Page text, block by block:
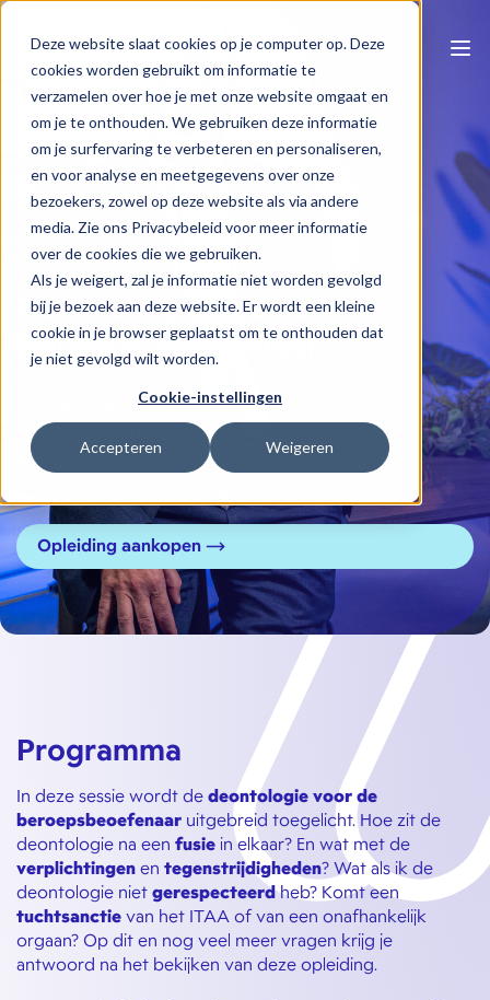
Deze website slaat cookies op je computer op. Deze
cookies worden gebruikt om informatie te
verzamelen over hoe je met onze website omgaat en
om je te onthouden. We gebruiken deze informatie
om je surfervaring te verbeteren en personaliseren,
en voor analyse en meetgegevens over onze
bezoekers, zowel op deze website als via andere
media. Zie ons Privacybeleid voor meer informatie
over de cookies die we gebruiken.
Als je weigert, zal je informatie niet worden gevolgd
bij je bezoek aan deze website. Er wordt een kleine
cookie in je browser geplaatst om te onthouden dat
je niet gevolgd wilt worden.
Cookie-instellingen
Accepteren Weigeren
Naar e-learning overzicht
Deontologie voor de
beroepsbeoefenaar
Bart Van Coile
3 u 00 min
€215.00 (excl BTW)
Opleiding aankopen
Programma
In deze sessie wordt de deontologie voor de
beroepsbeoefenaar uitgebreid toegelicht. Hoe zit de
deontologie na een fusie in elkaar? En wat met de
verplichtingen en tegenstrijdigheden? Wat als ik de
deontologie niet gerespecteerdheb? Komt een
tuchtsanctie van het ITAA of van een onafhankelijk
orgaan? Op dit en nog veel meer vragen krijg je
antwoord na het bekijken van deze opleiding.